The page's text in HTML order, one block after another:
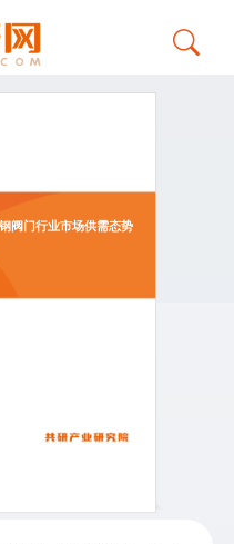
阀门行业市场供需态势